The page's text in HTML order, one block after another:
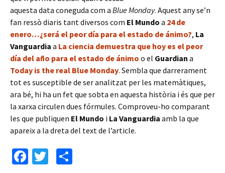
aquesta data coneguda com a Blue Monday. Aquest any se’n
fan ressò diaris tant diversos com El Mundo a 24 de
enero…¿será el peor día para el estado de ánimo?, La
Vanguardia a La ciencia demuestra que hoy es el peor
día del año para el estado de ánimo o el Guardian a
Today is the real Blue Monday. Sembla que darrerament
tot es susceptible de ser analitzat per les matemàtiques,
ara bé, hi ha un fet que sobta en aquesta història i és que per
la xarxa circulen dues fórmules. Comproveu-ho comparant
les que publiquen El Mundo i La Vanguardia amb la que
apareix a la dreta del text de l’article.
Fa
T